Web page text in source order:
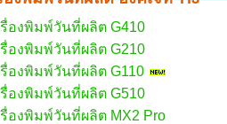
รื่องพิมพ์วันที่ผลิต G410
รื่องพิมพ์วันที่ผลิต G210
รื่องพิมพ์วันที่ผลิต G110
รื่องพิมพ์วันที่ผลิต G510
รื่องพิมพ์วันที่ผลิต MX2 Pro